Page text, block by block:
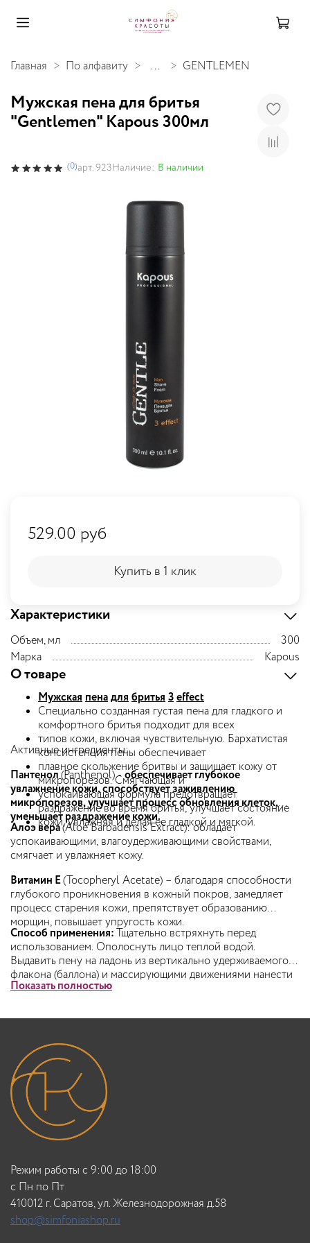
Главная По алфавиту ... GENTLEMEN
Мужcкая пена для бритья
"Gentlemen" Kapous 300мл
(0)арт.923Наличие: В наличии
Характеристики
Объем, мл
300
Марка
Kapous
О товаре
Мужскаяпенадлябритья3effect
Специально созданная густая пена для гладкого и
комфортного бритья подходит для всех
типов кожи, включая чувствительную. Бархатистая
консистенция пены обеспечивает
плавное скольжение бритвы и защищает кожу от
микропорезов. Смягчающая и
успокаивающая формула предотвращает
раздражение во время бритья, улучшает состояние
кожи, увлажняя и делая ее гладкой и мягкой.
Активные ингредиенты:
Пантенол(Panthenol) -обеспечивает глубокое
увлажнение кожи, способствует заживлению
микропорезов, улучшает процесс обновленияклеток,
уменьшает раздражение кожи.
Алоэ вера(Aloe Barbadensis Extract): обладает
успокаивающими, влагоудерживающими свойствами,
смягчает и увлажняет кожу.
Витамин E(Tocopheryl Acetate) – благодаря способности
глубокого проникновения в кожный покров, замедляет
процесс старения кожи, препятствует образованию
морщин, повышает упругость кожи.
Способ применения:Тщательно встряхнуть перед
использованием. Ополоснуть лицо теплой водой.
Выдавить пену на ладонь из вертикально удерживаемого
флакона (баллона) и массирующими движениями нанести
ее на лицо, избегая попадания в глаза. По завершению
нанеси бальзам или лосьон после бритья.
Показать полностью
529.00 руб
Купить в 1 клик
Купить в 1 клик
Режим работы с 9:00 до 18:00
c Пн по Пт
410012 г. Саратов, ул. Железнодорожная д.58
shop@simfoniashop.ru